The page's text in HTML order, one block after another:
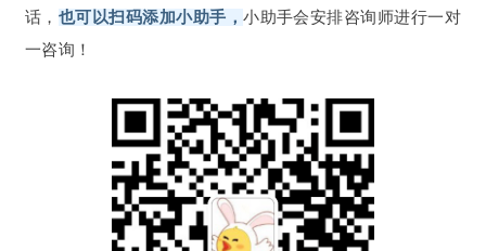
话， 也可以扫码添加小助手，小助手会安排咨询师进行一对
一咨询！